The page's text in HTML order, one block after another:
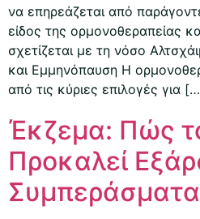
να επηρεάζεται από
είδος της ορμονοθεραπείας
σχετίζεται με τη νόσο
και Εμμηνόπαυση Η
από τις κύριες επιλογές για
Έκζεμα: Πώς
Προκαλεί